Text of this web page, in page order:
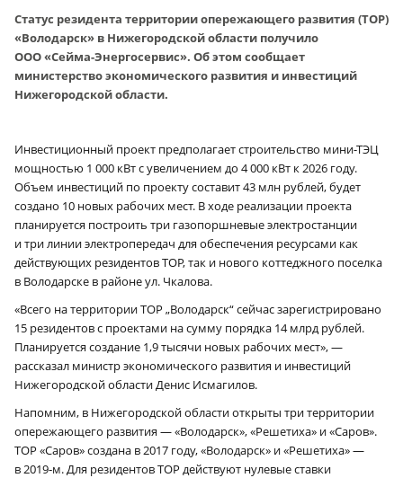
Статус резидента территории опережающего развития (ТОР)
«Володарск» в Нижегородской области получило
ООО «Сейма-Энергосервис». Об этом сообщает
министерство экономического развития и инвестиций
Нижегородской области.
Инвестиционный проект предполагает строительство мини-ТЭЦ
мощностью 1 000 кВт с увеличением до 4 000 кВт к 2026 году.
Объем инвестиций по проекту составит 43 млн рублей, будет
создано 10 новых рабочих мест. В ходе реализации проекта
планируется построить три газопоршневые электростанции
и три линии электропередач для обеспечения ресурсами как
действующих резидентов ТОР, так и нового коттеджного поселка
в Володарске в районе ул. Чкалова.
«Всего на территории ТОР „Володарск“ сейчас зарегистрировано
15 резидентов с проектами на сумму порядка 14 млрд рублей.
Планируется создание 1,9 тысячи новых рабочих мест», —
рассказал министр экономического развития и инвестиций
Нижегородской области Денис Исмагилов.
Напомним, в Нижегородской области открыты три территории
опережающего развития — «Володарск», «Решетиха» и «Саров».
ТОР «Саров» создана в 2017 году, «Володарск» и «Решетиха» —
в 2019‑м. Для резидентов ТОР действуют нулевые ставки